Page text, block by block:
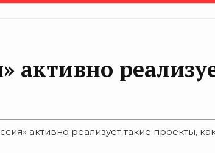
активно
активно реализует такие проекты,